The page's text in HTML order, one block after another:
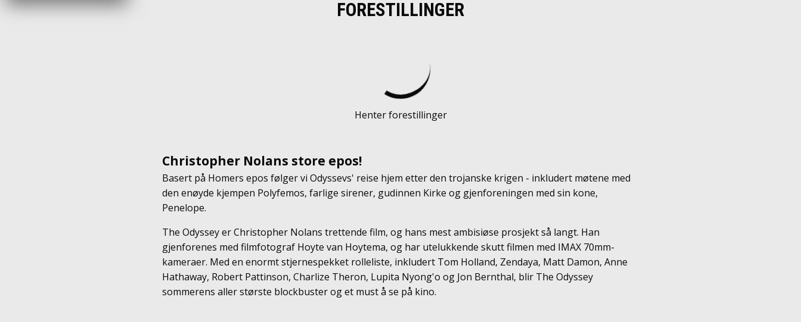
FORESTILLINGER
Henter forestillinger
Christopher Nolans store epos!
Basert på Homers epos følger vi Odyssevs' reise hjem etter den trojanske krigen - inkludert møtene med
den enøyde kjempen Polyfemos, farlige sirener, gudinnen Kirke og gjenforeningen med sin kone,
Penelope.
The Odyssey er Christopher Nolans trettende film, og hans mest ambisiøse prosjekt så langt. Han
gjenforenes med filmfotograf Hoyte van Hoytema, og har utelukkende skutt filmen med IMAX 70mm-
kameraer. Med en enormt stjernespekket rolleliste, inkludert Tom Holland, Zendaya, Matt Damon, Anne
Hathaway, Robert Pattinson, Charlize Theron, Lupita Nyong'o og Jon Bernthal, blir The Odyssey
sommerens aller største blockbuster og et must å se på kino.